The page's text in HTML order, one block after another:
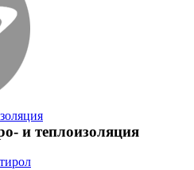
и теплоизоляция